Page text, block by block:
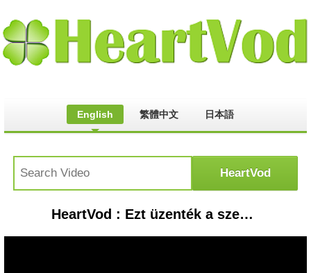
English 繁體中文 日本語
HeartVod : Ezt üzenték a szegediek Sean Paul fájós térdének!